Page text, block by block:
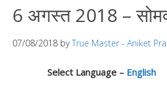
6 अगस्त 2018 –
07/08/2018 byTrue Master - Aniket
Select Language – English